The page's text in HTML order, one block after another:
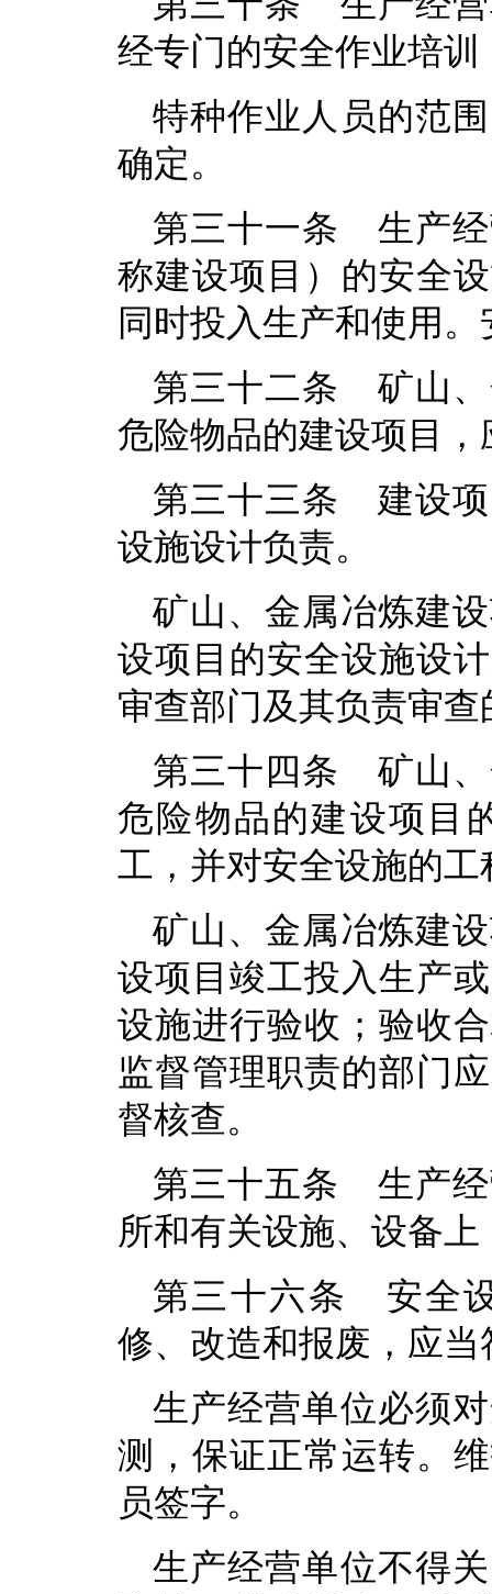
经专门的安全作业培
特种作业人员的范
确定。
第三十一条 生产经
称建设项目）的安全
同时投入生产和使用
第三十二条 矿山、
危险物品的建设项目
第三十三条 建设项
设施设计负责。
矿山、金属冶炼建
设项目的安全设施设
审查部门及其负责审
第三十四条 矿山、
危险物品的建设项目
工，并对安全设施的
矿山、金属冶炼建
设项目竣工投入生产
设施进行验收；验收
监督管理职责的部门
督核查。
第三十五条 生产经
所和有关设施、设备
第三十六条 安全
修、改造和报废，应
生产经营单位必须
测，保证正常运转。
员签字。
生产经营单位不得